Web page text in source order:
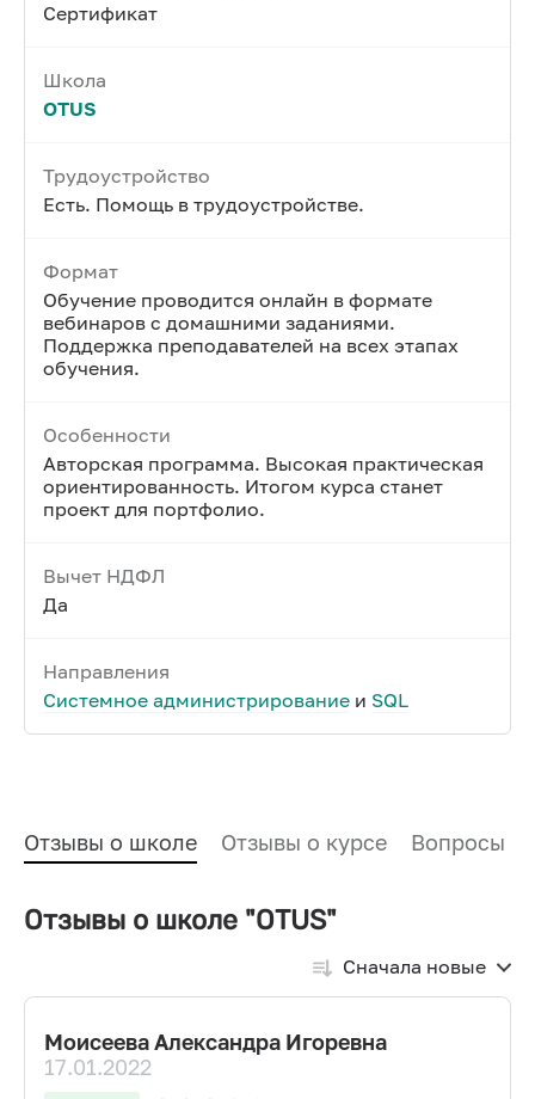
Сертификат
Школа
OTUS
Трудоустройство
Есть. Помощь в трудоустройстве.
Формат
Обучение проводится онлайн в формате
вебинаров с домашними заданиями.
Поддержка преподавателей на всех этапах
обучения.
Особенности
Авторская программа. Высокая практическая
ориентированность. Итогом курса станет
проект для портфолио.
Вычет НДФЛ
Да
Направления
Системное администрирование и SQL
Отзывы о школе Отзывы о курсе Вопросы и
Отзывы о школе "OTUS"
Сначала новые
Моисеева Александра Игоревна
17.01.2022